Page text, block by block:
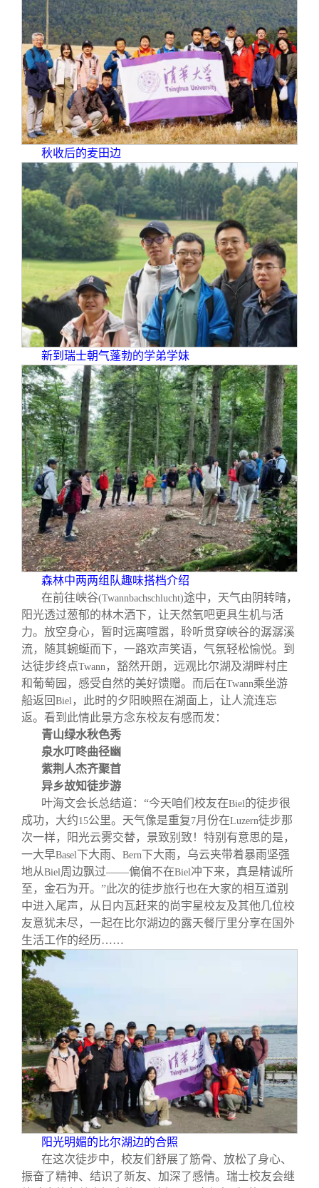
秋收后的麦田边
新到瑞士朝气蓬勃的学弟学妹
森林中两两组队趣味搭档介绍
在前往峡谷(Twannbachschlucht)途中，天气由阴转晴，
阳光透过葱郁的林木洒下，让天然氧吧更具生机与活
力。放空身心，暂时远离喧嚣，聆听贯穿峡谷的潺潺溪
流，随其蜿蜒而下，一路欢声笑语，气氛轻松愉悦。到
达徒步终点Twann ，豁然开朗，远观比尔湖及湖畔村庄
和葡萄园，感受自然的美好馈赠。而后在Twann乘坐游
船返回 Biel ，此时的夕阳映照在湖面上，让人流连忘
返。看到此情此景方念东校友有感而发：
青山绿水秋色秀
泉水叮咚曲径幽
紫荆人杰齐聚首
异乡故知徒步游
叶海文会长总结道：“今天咱们校友在Biel的徒步很
成功，大约15公里。天气像是重复7月份在Luzern徒步那
次一样，阳光云雾交替，景致别致！特别有意思的是，
一大早Basel下大雨、 Bern下大雨，乌云夹带着暴雨坚强
地从Biel周边飘过——偏偏不在Biel冲下来，真是精诚所
至，金石为开。”此次的徒步旅行也在大家的相互道别
中进入尾声，从日内瓦赶来的尚宇星校友及其他几位校
友意犹未尽，一起在比尔湖边的露天餐厅里分享在国外
生活工作的经历……
阳光明媚的比尔湖边的合照
在这次徒步中，校友们舒展了筋骨、放松了身心、
振奋了精神、结识了新友、加深了感情。瑞士校友会继